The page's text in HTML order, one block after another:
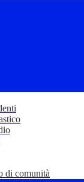
di comunità